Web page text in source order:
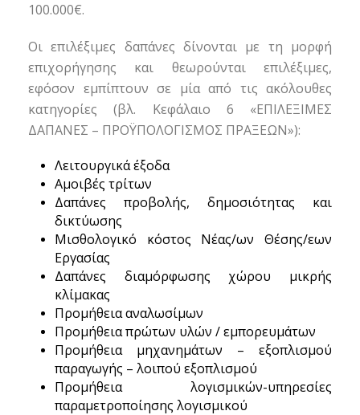
100.000€.
Οι επιλέξιμες δαπάνες δίνονται με τη μορφή
επιχορήγησης και θεωρούνται επιλέξιμες,
εφόσον εμπίπτουν σε μία από τις ακόλουθες
κατηγορίες (βλ. Κεφάλαιο 6 «ΕΠΙΛΕΞΙΜΕΣ
ΔΑΠΑΝΕΣ – ΠΡΟΫΠΟΛΟΓΙΣΜΟΣ ΠΡΑΞΕΩΝ»):
Λειτουργικά έξοδα
Αμοιβές τρίτων
Δαπάνες προβολής, δημοσιότητας και
δικτύωσης
Μισθολογικό κόστος Νέας/ων Θέσης/εων
Εργασίας
Δαπάνες διαμόρφωσης χώρου μικρής
κλίμακας
Προμήθεια αναλωσίμων
Προμήθεια πρώτων υλών / εμπορευμάτων
Προμήθεια μηχανημάτων – εξοπλισμού
παραγωγής – λοιπού εξοπλισμού
Προμήθεια λογισμικών-υπηρεσίες
παραμετροποίησης λογισμικού